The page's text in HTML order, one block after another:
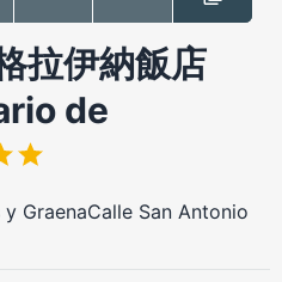
拉伊納飯店
de
y GraenaCalle San Antonio